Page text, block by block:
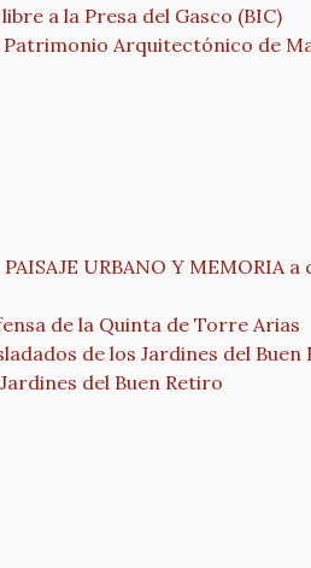
a la Presa del Gasco (BIC)
Patrimonio Arquitectónico de
PAISAJE URBANO Y
de la Quinta de Torre Arias
de los Jardines del Buen
del Buen Retiro